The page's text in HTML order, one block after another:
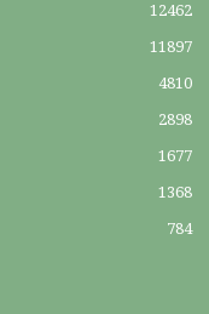
12462
11897
4810
2898
1677
1368
784